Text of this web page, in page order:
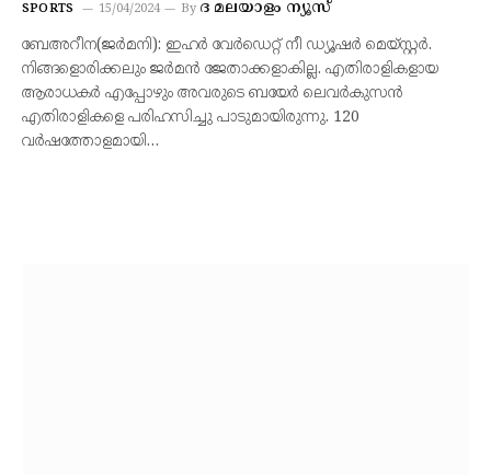
SPORTS 15/04/2024 By ദ മലയാളം ന്യൂസ്
ബേഅറീന(ജർമനി): ഇഹർ വേർഡെറ്റ് നീ ഡ്യൂഷർ മെയ്സ്റ്റർ.
നിങ്ങളൊരിക്കലും ജർമൻ ജേതാക്കളാകില്ല. എതിരാളികളായ
ആരാധകർ എപ്പോഴും അവരുടെ ബയേർ ലെവർകുസൻ
എതിരാളികളെ പരിഹസിച്ചു പാടുമായിരുന്നു. 120
വർഷത്തോളമായി…